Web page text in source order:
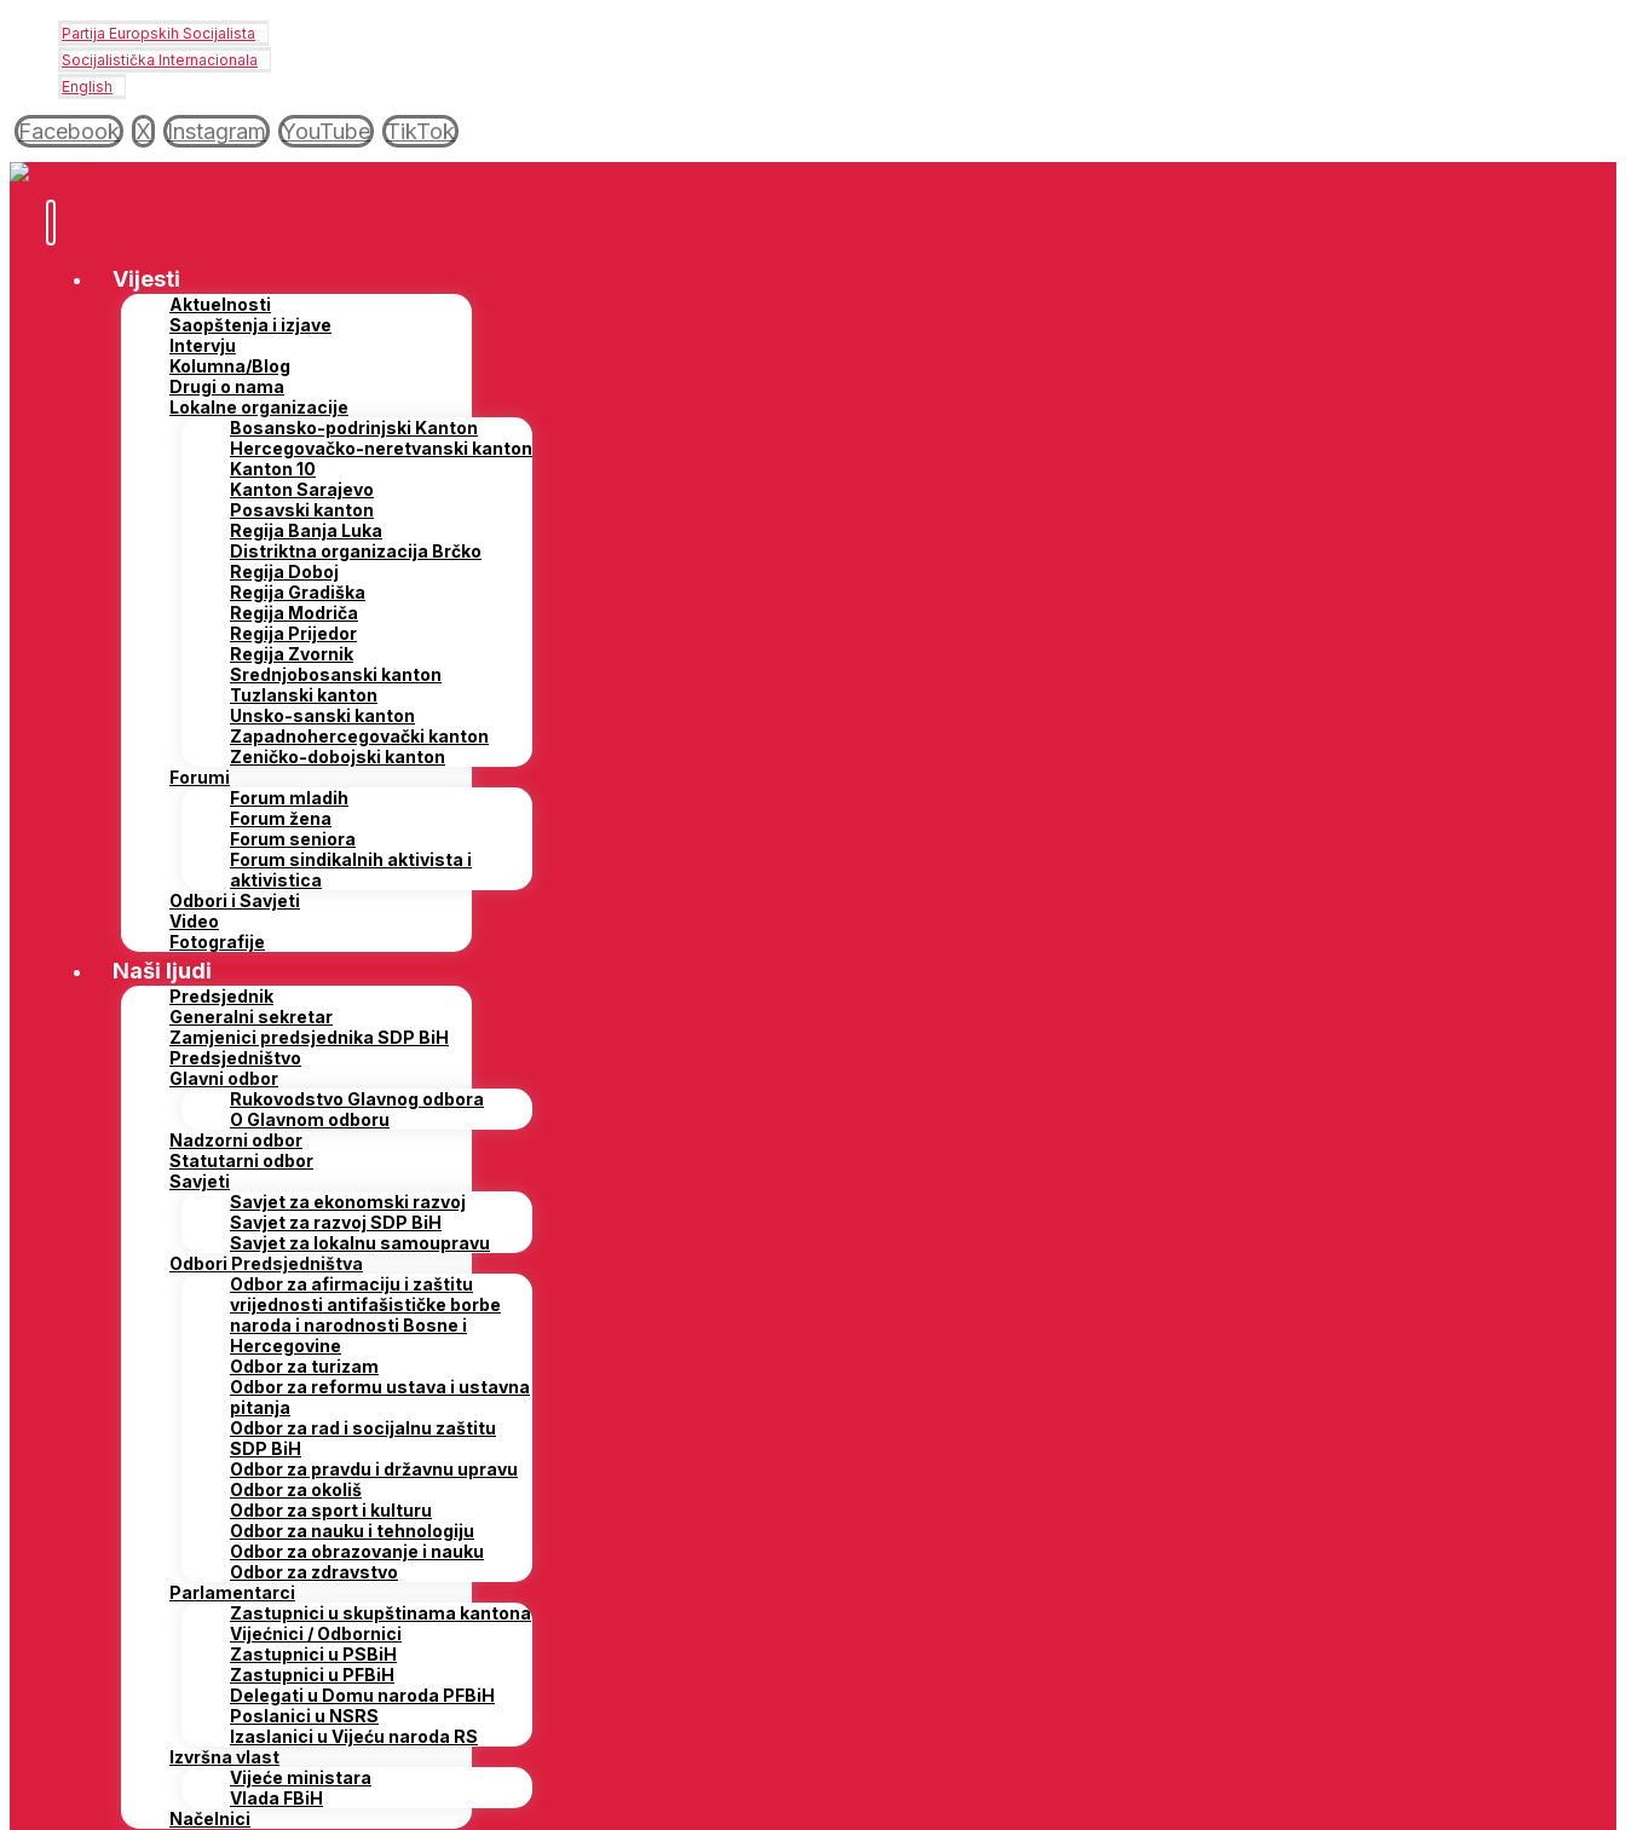
Partija Europskih Socijalista
Socijalistička Internacionala
English
Facebook X Instagram YouTube TikTok
Vijesti
Aktuelnosti
Saopštenja i izjave
Intervju
Kolumna/Blog
Drugi o nama
Lokalne organizacije
Bosansko-podrinjski Kanton
Hercegovačko-neretvanski kanton
Kanton 10
Kanton Sarajevo
Posavski kanton
Regija Banja Luka
Distriktna organizacija Brčko
Regija Doboj
Regija Gradiška
Regija Modriča
Regija Prijedor
Regija Zvornik
Srednjobosanski kanton
Tuzlanski kanton
Unsko-sanski kanton
Zapadnohercegovački kanton
Zeničko-dobojski kanton
Forumi
Forum mladih
Forum žena
Forum seniora
Forum sindikalnih aktivista i
aktivistica
Odbori i Savjeti
Video
Fotografije
Naši ljudi
Predsjednik
Generalni sekretar
Zamjenici predsjednika SDP BiH
Predsjedništvo
Glavni odbor
Rukovodstvo Glavnog odbora
O Glavnom odboru
Nadzorni odbor
Statutarni odbor
Savjeti
Savjet za ekonomski razvoj
Savjet za razvoj SDP BiH
Savjet za lokalnu samoupravu
Odbori Predsjedništva
Odbor za afirmaciju i zaštitu
vrijednosti antifašističke borbe
naroda i narodnosti Bosne i
Hercegovine
Odbor za turizam
Odbor za reformu ustava i ustavna
pitanja
Odbor za rad i socijalnu zaštitu
SDP BiH
Odbor za pravdu i državnu upravu
Odbor za okoliš
Odbor za sport i kulturu
Odbor za nauku i tehnologiju
Odbor za obrazovanje i nauku
Odbor za zdravstvo
Parlamentarci
Zastupnici u skupštinama kantona
Vijećnici / Odbornici
Zastupnici u PSBiH
Zastupnici u PFBiH
Delegati u Domu naroda PFBiH
Poslanici u NSRS
Izaslanici u Vijeću naroda RS
Izvršna vlast
Vijeće ministara
Vlada FBiH
Načelnici